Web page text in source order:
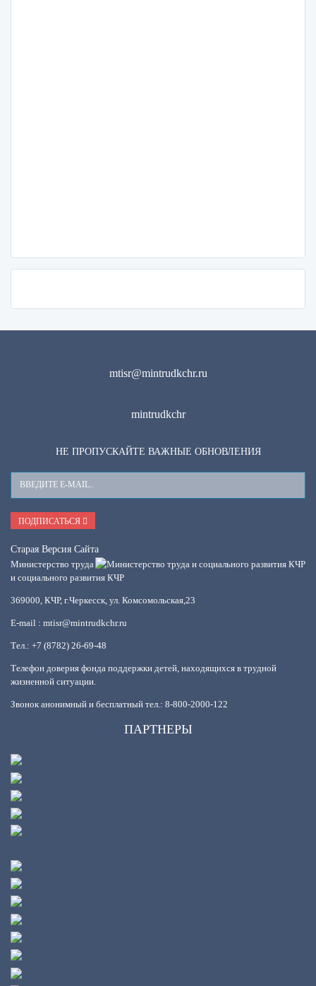
mtisr@mintrudkchr.ru
mintrudkchr
НЕ ПРОПУСКАЙТЕ ВАЖНЫЕ ОБНОВЛЕНИЯ
Ваш
E-
Mail
ПОДПИСАТЬСЯ
Старая Версия Сайта
Министерство труда
и социального развития КЧР
369000, КЧР, г.Черкесск, ул. Комсомольская,23
E-mail : mtisr@mintrudkchr.ru
Тел.: +7 (8782) 26-69-48
Телефон доверия фонда поддержки детей, находящихся в трудной
жизненной ситуации.
Звонок анонимный и бесплатный тел.: 8-800-2000-122
ПАРТНЕРЫ